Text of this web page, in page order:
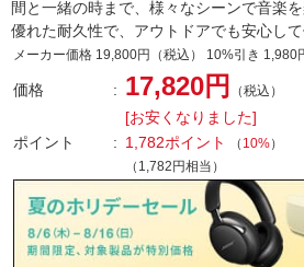
間と一緒の時まで、様々なシーンで音楽
優れた耐久性で、アウトドアでも安心し
メーカー価格 19,800円（税込） 10%引き 1,980
価格 17,820円 （税込）
[お安くなりました]
ポイント
1,782ポイント （ 10%）
（1,782円相当）